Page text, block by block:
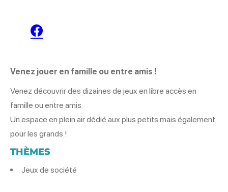
Venez jouer en famille ou entre amis !
Venez découvrir des dizaines de jeux en libre accès en
famille ou entre amis.
Un espace en plein air dédié aux plus petits mais également
pour les grands !
THÈMES
Jeux de société
Facebook